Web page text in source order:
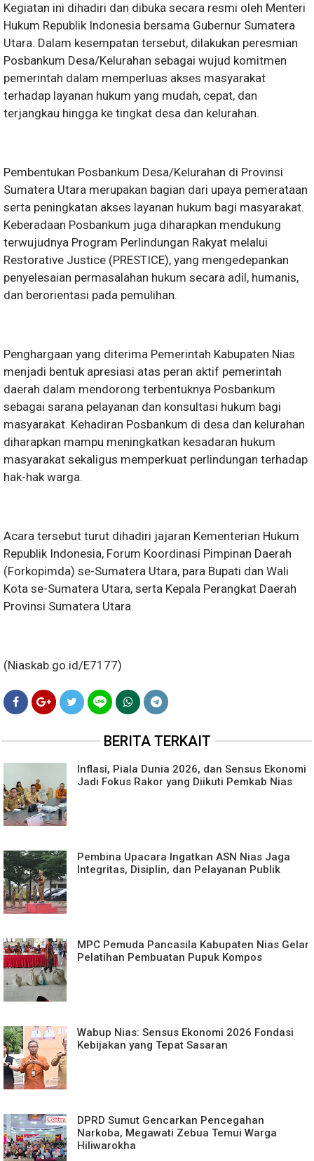
Kegiatan ini dihadiri dan dibuka secara resmi oleh Menteri
Hukum Republik Indonesia bersama Gubernur Sumatera
Utara. Dalam kesempatan tersebut, dilakukan peresmian
Posbankum Desa/Kelurahan sebagai wujud komitmen
pemerintah dalam memperluas akses masyarakat
terhadap layanan hukum yang mudah, cepat, dan
terjangkau hingga ke tingkat desa dan kelurahan.
Pembentukan Posbankum Desa/Kelurahan di Provinsi
Sumatera Utara merupakan bagian dari upaya pemerataan
serta peningkatan akses layanan hukum bagi masyarakat.
Keberadaan Posbankum juga diharapkan mendukung
terwujudnya Program Perlindungan Rakyat melalui
Restorative Justice (PRESTICE), yang mengedepankan
penyelesaian permasalahan hukum secara adil, humanis,
dan berorientasi pada pemulihan.
Penghargaan yang diterima Pemerintah Kabupaten Nias
menjadi bentuk apresiasi atas peran aktif pemerintah
daerah dalam mendorong terbentuknya Posbankum
sebagai sarana pelayanan dan konsultasi hukum bagi
masyarakat. Kehadiran Posbankum di desa dan kelurahan
diharapkan mampu meningkatkan kesadaran hukum
masyarakat sekaligus memperkuat perlindungan terhadap
hak-hak warga.
Acara tersebut turut dihadiri jajaran Kementerian Hukum
Republik Indonesia, Forum Koordinasi Pimpinan Daerah
(Forkopimda) se-Sumatera Utara, para Bupati dan Wali
Kota se-Sumatera Utara, serta Kepala Perangkat Daerah
Provinsi Sumatera Utara.
(Niaskab.go.id/E7177)
BERITA TERKAIT
Inflasi, Piala Dunia 2026, dan Sensus Ekonomi
Jadi Fokus Rakor yang Diikuti Pemkab Nias
Pembina Upacara Ingatkan ASN Nias Jaga
Integritas, Disiplin, dan Pelayanan Publik
MPC Pemuda Pancasila Kabupaten Nias Gelar
Pelatihan Pembuatan Pupuk Kompos
Wabup Nias: Sensus Ekonomi 2026 Fondasi
Kebijakan yang Tepat Sasaran
DPRD Sumut Gencarkan Pencegahan
Narkoba, Megawati Zebua Temui Warga
Hiliwarokha